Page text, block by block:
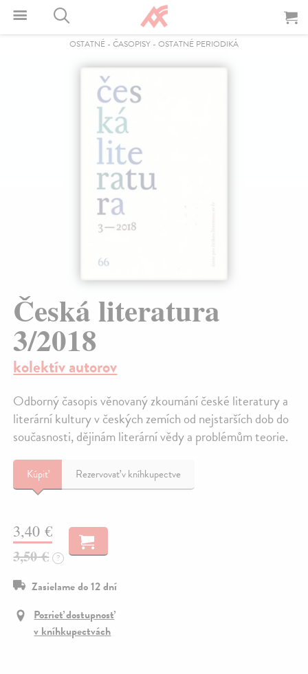
OSTATNÉ - ČASOPISY - OSTATNÉ PERIODIKÁ
Česká literatura
3/2018
kolektív autorov
Odborný časopis věnovaný zkoumání české literatury a
literární kultury v českých zemích od nejstarších dob do
současnosti, dějinám literární vědy a problémům teorie.
Kúpiť Rezervovať v kníhkupectve
3,40 €
3,50 € ?
Zasielame do 12 dní
Pozrieť dostupnosť
v kníhkupectvách